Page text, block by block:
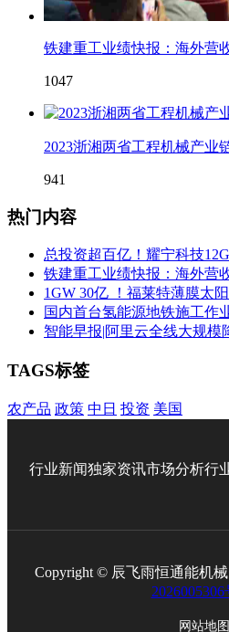
铁建重工业绩快报：海外营
1047
2023浙湘两省工程机械产业
941
热门内容
总投资超百亿！耀宁科技
铁建重工业绩快报：海外营
1GW 30亿 ！福莱特薄膜太
国内首台氢能源地铁施工作
智能早报|阿里云全线大规模
TAGS标签
农产品 政策 中日 投资 美国
行业新闻独家资讯市场分析行
Copyright © 辰飞雨恒通能机
2026005306
网站地图